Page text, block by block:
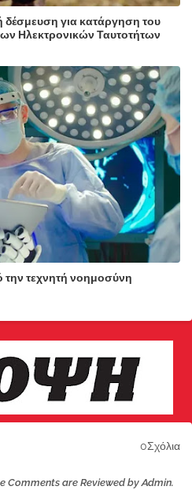
δέσμευση για κατάργηση του
Ηλεκτρονικών Ταυτοτήτων
την τεχνητή νοημοσύνη
0Σχόλια
Comments are Reviewed by Admin.